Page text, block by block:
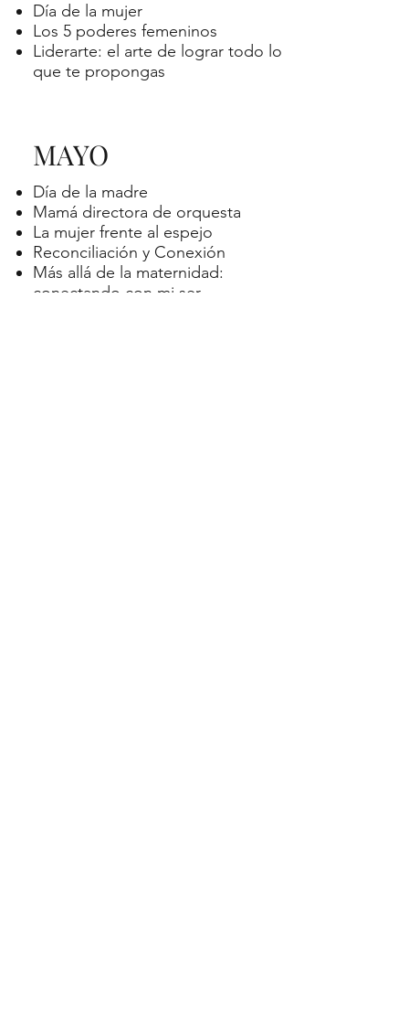
Día de la mujer
Los 5 poderes femeninos
Liderarte: el arte de lograr todo lo
que te propongas
MAYO
Día de la madre
Mamá directora de orquesta
La mujer frente al espejo
Reconciliación y Conexión
Más allá de la maternidad:
conectando con mi ser.